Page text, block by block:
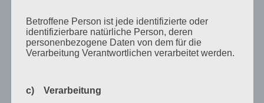
März 2011
Februar 2011
Januar 2011
November 2010
Betroffene Person ist jede identifizierte oder
identifizierbare natürliche Person, deren
personenbezogene Daten von dem für die
Verarbeitung Verantwortlichen verarbeitet werden.
c) Verarbeitung